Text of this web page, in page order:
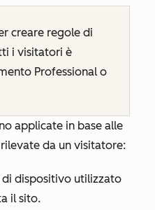
creare regole di
i visitatori è
Professional o
applicate in base alle
da un visitatore:
dispositivo utilizzato
il sito.